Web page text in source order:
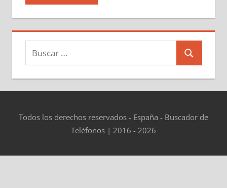
Buscar:
Buscar
Todos los derechos reservados - España - Buscador de
Teléfonos | 2016 - 2026